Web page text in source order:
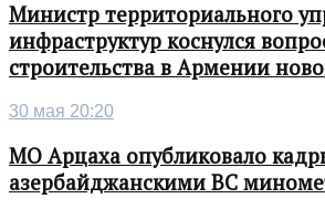
Министр территориального
инфраструктур коснулся
строительства в Армении
30 мая 20:20
МО Арцаха опубликовало
азербайджанскими ВС